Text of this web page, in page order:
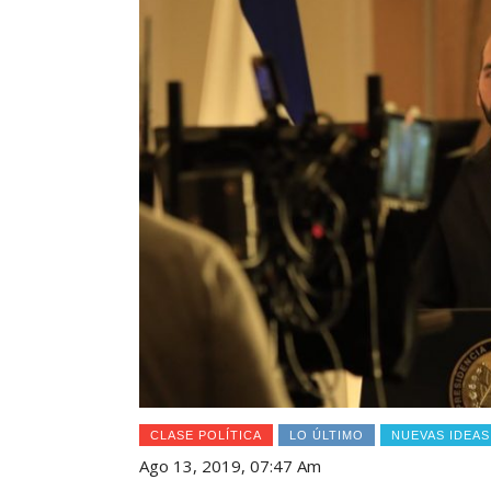
CLASE POLÍTICA LO ÚLTIMO NUEVAS IDEAS
Ago 13, 2019, 07:47 Am